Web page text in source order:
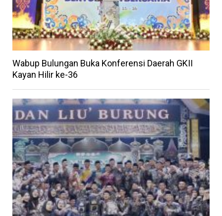
Wabup Bulungan Buka Konferensi Daerah GKII
Kayan Hilir ke-36